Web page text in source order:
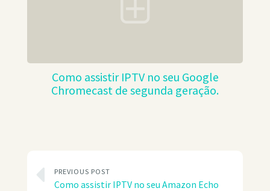
Como assistir IPTV no seu Google
Chromecast de segunda geração.
PREVIOUS POST
Como assistir IPTV no seu Amazon Echo